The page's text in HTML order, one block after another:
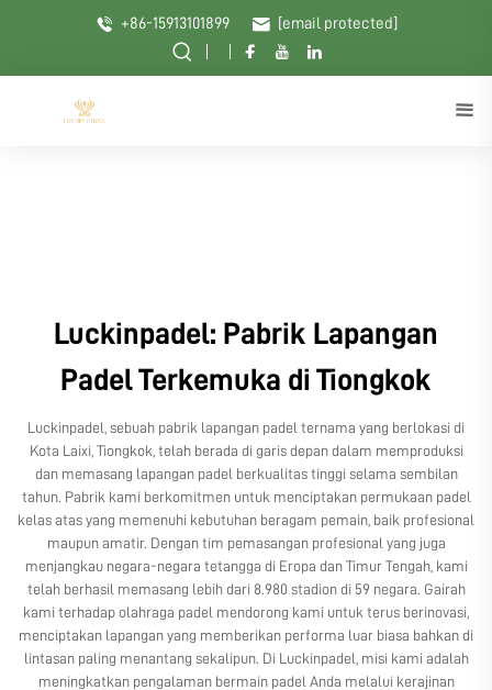
+86-15913101899 [email protected]
Luckinpadel: Pabrik Lapangan
Padel Terkemuka di Tiongkok
Luckinpadel, sebuah pabrik lapangan padel ternama yang berlokasi di
Kota Laixi, Tiongkok, telah berada di garis depan dalam memproduksi
dan memasang lapangan padel berkualitas tinggi selama sembilan
tahun. Pabrik kami berkomitmen untuk menciptakan permukaan padel
kelas atas yang memenuhi kebutuhan beragam pemain, baik profesional
maupun amatir. Dengan tim pemasangan profesional yang juga
menjangkau negara-negara tetangga di Eropa dan Timur Tengah, kami
telah berhasil memasang lebih dari 8.980 stadion di 59 negara. Gairah
kami terhadap olahraga padel mendorong kami untuk terus berinovasi,
menciptakan lapangan yang memberikan performa luar biasa bahkan di
lintasan paling menantang sekalipun. Di Luckinpadel, misi kami adalah
meningkatkan pengalaman bermain padel Anda melalui kerajinan